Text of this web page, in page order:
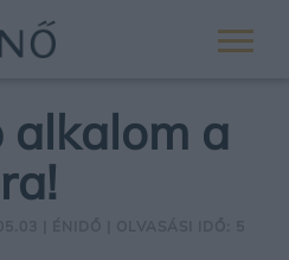
alkalom a